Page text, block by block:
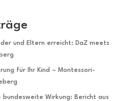
und Eltern erreicht: DaZ meets
für Ihr Kind – Montessori-
bundesweite Wirkung: Bericht aus